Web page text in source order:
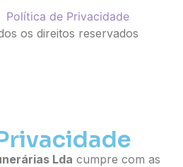
Política de Privacidade
os direitos reservados
Lda cumpre com as